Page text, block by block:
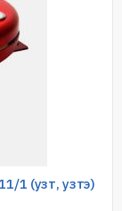
1 (узт, узтэ)